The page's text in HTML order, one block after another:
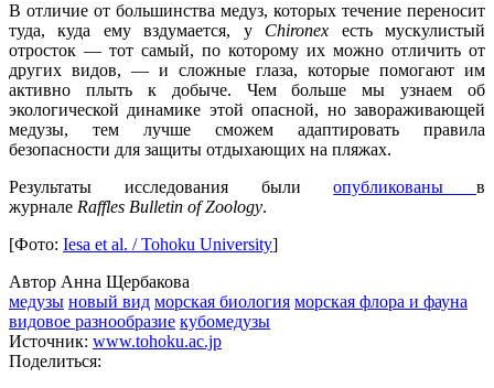
В отличие от большинства медуз, которых течение переносит
туда, куда ему вздумается, у Chironex есть мускулистый
отросток — тот самый, по которому их можно отличить от
других видов, — и сложные глаза, которые помогают им
активно плыть к добыче. Чем больше мы узнаем об
экологической динамике этой опасной, но завораживающей
медузы, тем лучше сможем адаптировать правила
безопасности для защиты отдыхающих на пляжах.
Результаты исследования былиопубликованы в
журнале Raffles Bulletin of Zoology.
[Фото: Iesa et al. / Tohoku University]
Автор Анна Щербакова
медузы новый вид морская биология морская флора и фауна
видовое разнообразие кубомедузы
Источник: www.tohoku.ac.jp
Поделиться: